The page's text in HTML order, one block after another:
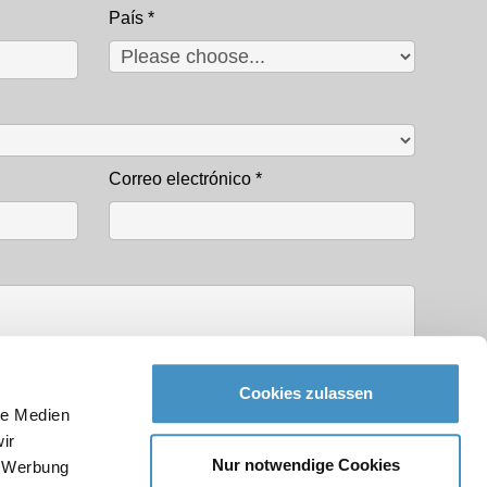
Medien
Cookies zulassen
Nur notwendige Cookies
País *
Correo electrónico *